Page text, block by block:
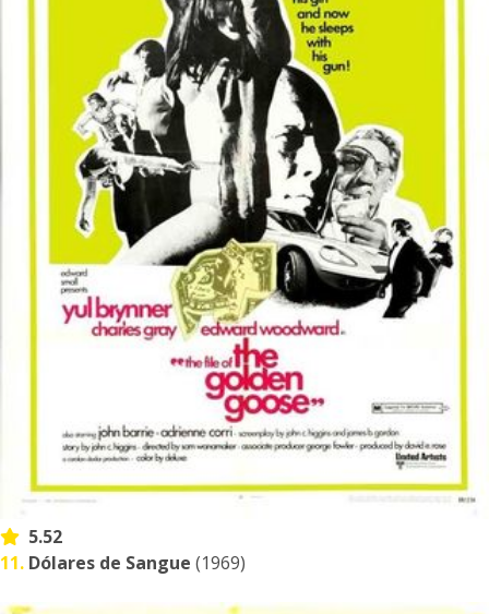
5.52
11. Dólares de Sangue (1969)